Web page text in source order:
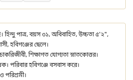
হিন্দু পাত্র, বয়স ৩১, অবিবাহিত, উচ্চতা ৫'২",
হবিগঞ্জের ছেলে।
শিক্ষাগত যোগ্যতা স্নাতকোত্তর।
পরিবার হবিগঞ্জে বসবাস করে।
পরিশ্রমী।